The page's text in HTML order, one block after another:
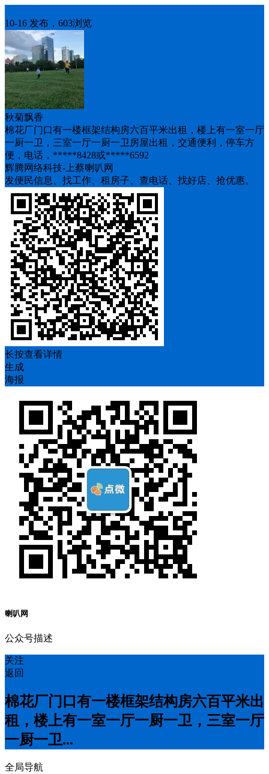
10-16 发布，603浏览
秋菊飘香
棉花厂门口有一楼框架结构房六百平米出租，楼上有一室一厅
一厨一卫，三室一厅一厨一卫房屋出租，交通便利，停车方
便，电话，*****8428或*****6592
辉腾网络科技-上蔡喇叭网
发便民信息、找工作、租房子、查电话、找好店、抢优惠。
长按查看详情
生成
海报
喇叭网
公众号描述
关注
返回
棉花厂门口有一楼框架结构房六百平米出
租，楼上有一室一厅一厨一卫，三室一厅
一厨一卫...
全局导航